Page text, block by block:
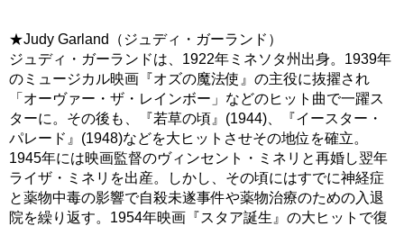
★Judy Garland（ジュディ・ガーランド）
ジュディ・ガーランドは、1922年ミネソタ州出身。1939年
のミュージカル映画『オズの魔法使』の主役に抜擢され
「オーヴァー・ザ・レインボー」などのヒット曲で一躍ス
ターに。その後も、『若草の頃』(1944)、『イースター・
パレード』(1948)などを大ヒットさせその地位を確立。
1945年には映画監督のヴィンセント・ミネリと再婚し翌年
ライザ・ミネリを出産。しかし、その頃にはすでに神経症
と薬物中毒の影響で自殺未遂事件や薬物治療のための入退
院を繰り返す。1954年映画『スタア誕生』の大ヒットで復